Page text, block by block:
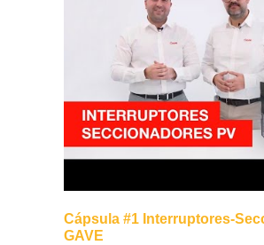
Cápsula #1 Interruptores-
GAVE